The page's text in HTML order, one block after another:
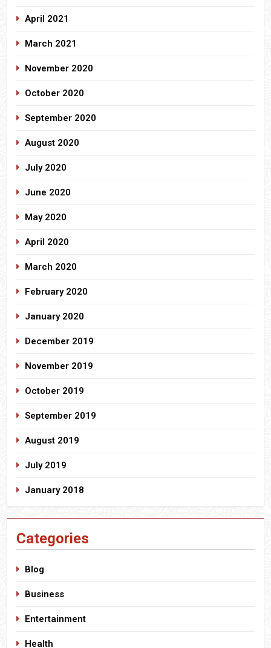
April 2021
March 2021
November 2020
October 2020
September 2020
August 2020
July 2020
June 2020
May 2020
April 2020
March 2020
February 2020
January 2020
December 2019
November 2019
October 2019
September 2019
August 2019
July 2019
January 2018
Categories
Blog
Business
Entertainment
Health